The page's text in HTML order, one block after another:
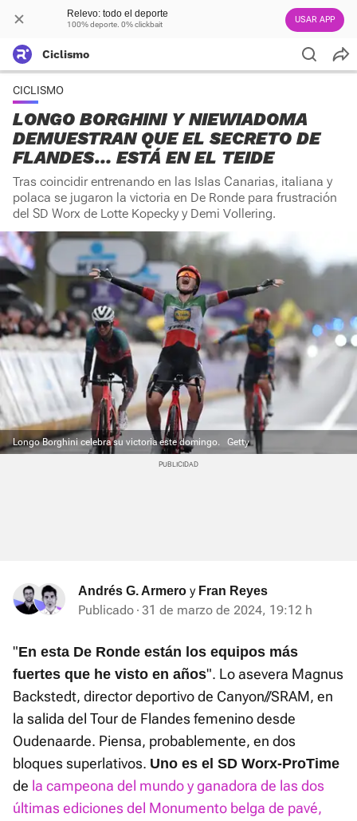
Relevo: todo el deporte
100% deporte. 0% clickbait USAR APP
Ciclismo
CICLISMO
LONGO BORGHINI Y NIEWIADOMA
DEMUESTRAN QUE EL SECRETO DE
FLANDES… ESTÁ EN EL TEIDE
Tras coincidir entrenando en las Islas Canarias, italiana y
polaca se jugaron la victoria en De Ronde para frustración
del SD Worx de Lotte Kopecky y Demi Vollering.
Longo Borghini celebra su victoria este domingo. Getty
Andrés G. Armero y Fran Reyes
Publicado 31 de marzo de 2024, 19:12 h
"En esta De Ronde están los equipos más
fuertes que he visto en años". Lo asevera Magnus
Backstedt, director deportivo de Canyon//SRAM, en
la salida del Tour de Flandes femenino desde
Oudenaarde. Piensa, probablemente, en dos
bloques superlativos. Uno es el SD Worx-ProTime
de la campeona del mundo y ganadora de las dos
últimas ediciones del Monumento belga de pavé,